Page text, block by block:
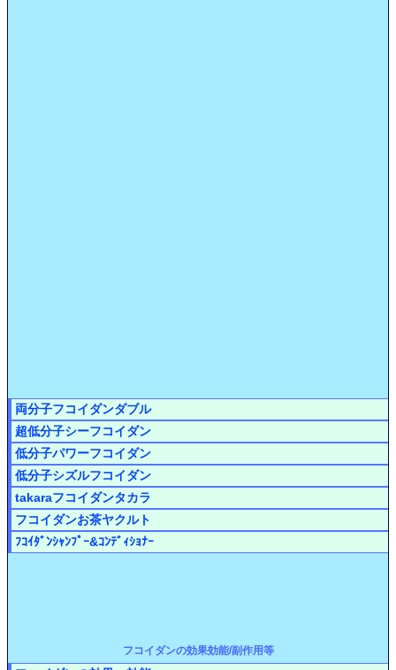
両分子フコイダンダブル
超低分子シーフコイダン
低分子パワーフコイダン
低分子シズルフコイダン
takaraフコイダンタカラ
フコイダンお茶ヤクルト
ﾌｺｲﾀﾞﾝｼｬﾝﾌﾟｰ&ｺﾝﾃﾞｨｼｮﾅｰ
フコイダンの効果効能/副作用等